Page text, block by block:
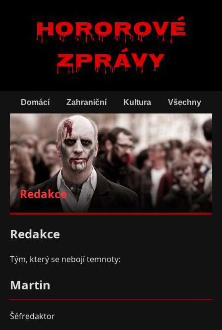
Hororové
zprávy
Domácí Zahraniční Kultura Všechny
Redakce
Redakce
Tým, který se nebojí temnoty:
Martin
Šéfredaktor